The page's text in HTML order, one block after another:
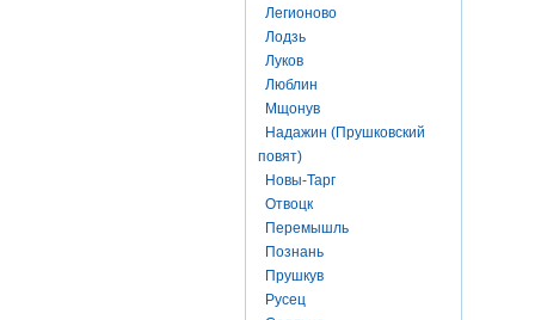
Легионово
Лодзь
Луков
Люблин
Мщонув
Надажин (Прушковский
повят)
Новы-Тарг
Отвоцк
Перемышль
Познань
Прушкув
Русец